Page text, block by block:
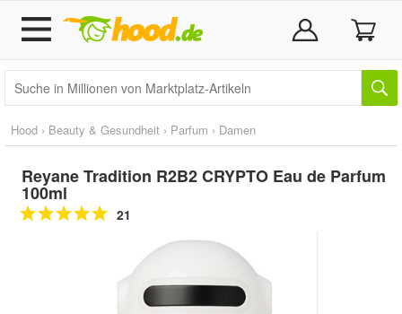
Hood › Beauty & Gesundheit › Parfum › Damen
Reyane Tradition R2B2 CRYPTO Eau de Parfum
100ml
21